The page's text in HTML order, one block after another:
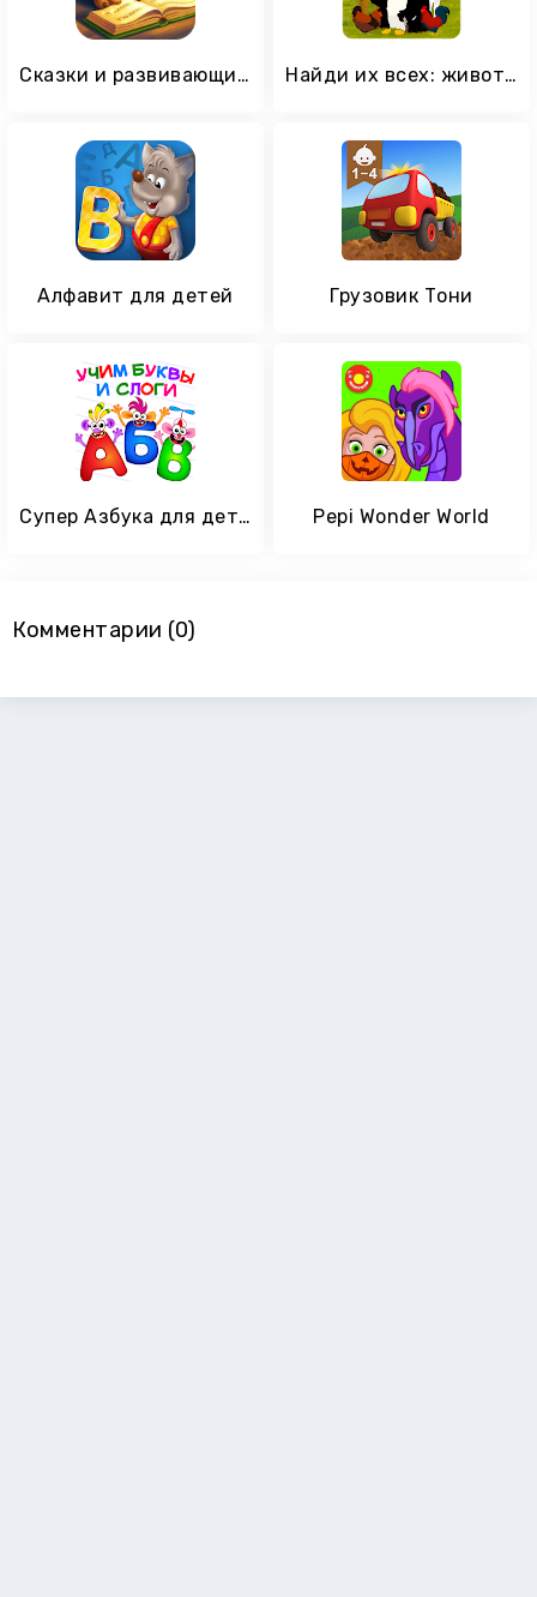
Сказки и развивающие игры для детей, малышей Найди их всех: животные
Алфавит для детей Грузовик Тони
Супер Азбука для детей Буквы и алфавит для малышей Pepi Wonder World
Комментарии (0)